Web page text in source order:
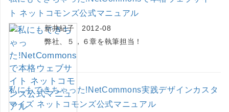
ト ネットコモンズ公式マニュアル
新井紀子 2012-08
弊社、５，６章を執筆担当！
私にもできちゃった!NetCommons実践デザインカスタ
マイズ ネットコモンズ公式マニュアル